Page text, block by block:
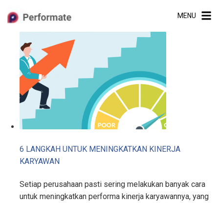
content
MENU
6 LANGKAH UNTUK MENINGKATKAN KINERJA
KARYAWAN
Setiap perusahaan pasti sering melakukan banyak cara
untuk meningkatkan performa kinerja karyawannya, yang